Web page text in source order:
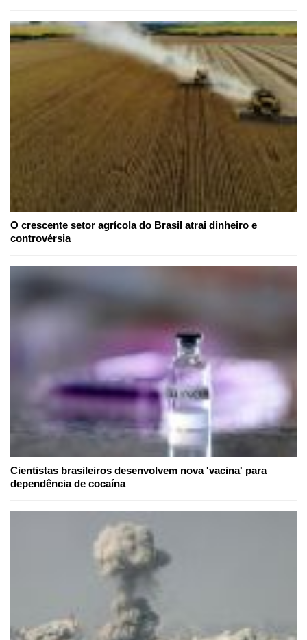
O crescente setor agrícola do Brasil atrai dinheiro e
controvérsia
Cientistas brasileiros desenvolvem nova 'vacina' para
dependência de cocaína